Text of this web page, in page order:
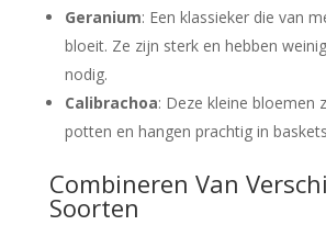
Geranium: Een klassieker die van
bloeit. Ze zijn sterk en hebben
nodig.
Calibrachoa: Deze kleine bloemen
potten en hangen prachtig in
Combineren Van
Soorten